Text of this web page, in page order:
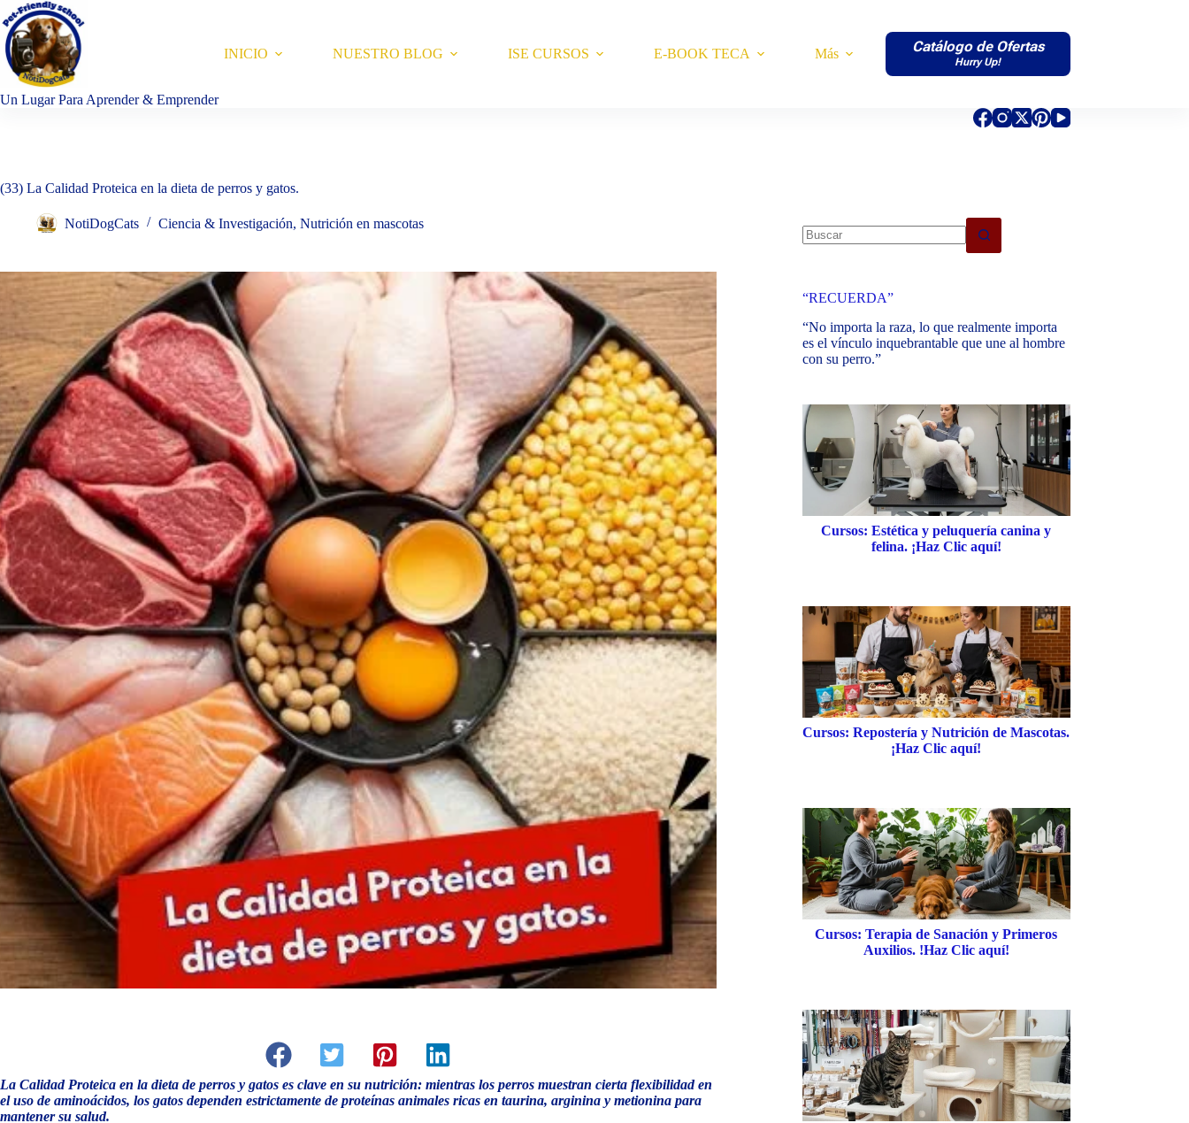
Saltar
al
contenido
Un Lugar Para Aprender & Emprender
INICIO NUESTRO BLOG ISE CURSOS E-BOOK TECA Más Catálogo de Ofertas
Hurry Up!
(33) La Calidad Proteica en la dieta de perros y gatos.
NotiDogCats Ciencia & Investigación, Nutrición en mascotas
La Calidad Proteica en la dieta de perros y gatos es clave en su nutrición: mientras los perros muestran cierta flexibilidad en
el uso de aminoácidos, los gatos dependen estrictamente de proteínas animales ricas en taurina, arginina y metionina para
mantener su salud.
“RECUERDA”
“No importa la raza, lo que realmente importa
es el vínculo inquebrantable que une al hombre
con su perro.”
Cursos: Estética y peluquería canina y
felina. ¡Haz Clic aquí!
Cursos: Repostería y Nutrición de Mascotas.
¡Haz Clic aquí!
Cursos: Terapia de Sanación y Primeros
Auxilios. !Haz Clic aquí!